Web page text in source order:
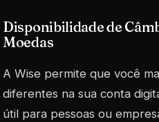
Disponibilidade de
Moedas
A Wise permite que você
diferentes na sua conta
útil para pessoas ou